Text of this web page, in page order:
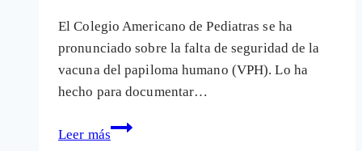
El Colegio Americano de Pediatras se ha
pronunciado sobre la falta de seguridad de la
vacuna del papiloma humano (VPH). Lo ha
hecho para documentar…
Leer más
El